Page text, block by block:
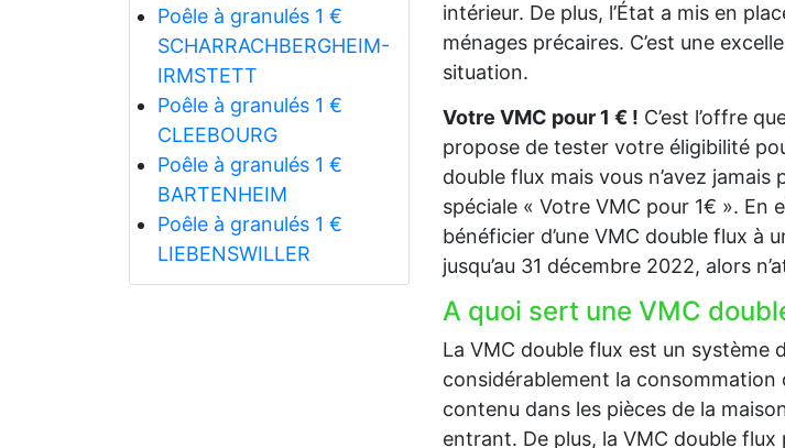
Poêle à granulés 1 €
SCHARRACHBERGHEIM-
IRMSTETT
Poêle à granulés 1 €
CLEEBOURG
Poêle à granulés 1 €
BARTENHEIM
Poêle à granulés 1 €
LIEBENSWILLER
intérieur. De plus, l’État a mis en
ménages précaires. C’est une
situation.
Votre VMC pour 1 € ! C’est l’offre
propose de tester votre éligibilité
double flux mais vous n’avez jamais
spéciale « Votre VMC pour 1€ ».
bénéficier d’une VMC double flux à
jusqu’au 31 décembre 2022, alors
A quoi sert une VMC
La VMC double flux est un
considérablement la consommation
contenu dans les pièces de la
entrant. De plus, la VMC double